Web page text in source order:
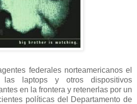
federales norteamericanos el
las laptops y otros dispositivos
en la frontera y retenerlas por un
políticas del Departamento de